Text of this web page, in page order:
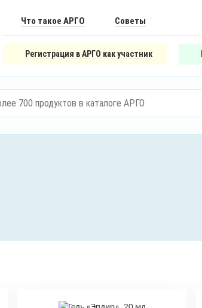
Что такое АРГО Советы
Регистрация в АРГО как участник